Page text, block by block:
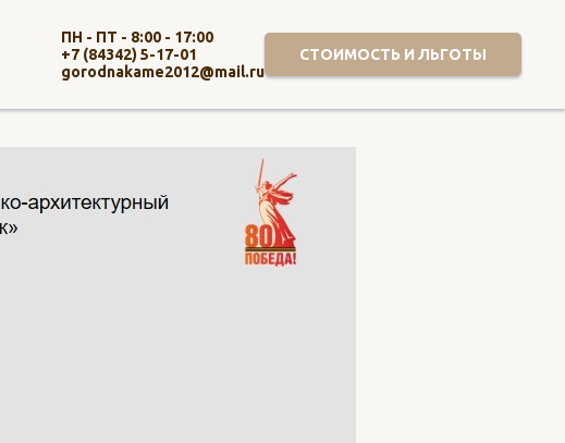
ПН - ПТ - 8:00 - 17:00
+7 (84342) 5-17-01
gorodnakame2012@mail.ru
СТОИМОСТЬ И ЛЬГОТЫ